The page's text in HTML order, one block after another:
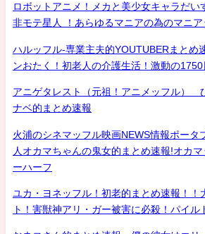
ロボットアニメ！メカと美少女キャラだい
非モテ星人 ！あらゆるマニアの為のマニア
ハルッフル-専業主夫的YOUTUBERまとめ
ンおたく！初老人の介護生活！激動の1750
アニゲタレスト（元祖！アニメッフル）
ナベ的まとめ速報
火浦のシネマッフル映画NEWS情報ポータ
人オカマちゃんの鬼女的まとめ速報!オカ
ーハーフ
ユカ・ヨネッフル！初老的まとめ速報！！
ト！害獣神アリ・ガー被害に必殺！パイル